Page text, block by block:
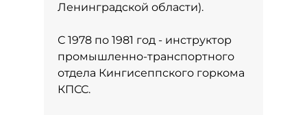
Ленинградской области).
С 1978 по 1981 год - инструктор
промышленно-транспортного
отдела Кингисеппского горкома
КПСС.